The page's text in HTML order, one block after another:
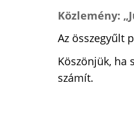
Közlemény:
Az összegyűlt
Köszönjük, ha
számít.